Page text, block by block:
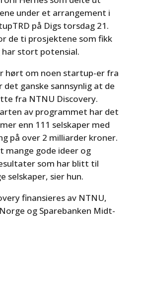
under et arrangement i
på Digs torsdag 21.
de ti prosjektene som fikk
stort potensial.
hørt om noen startup-er fra
det ganske sannsynlig at de
fra NTNU Discovery.
av programmet har det
enn 111 selskaper med
på over 2 milliarder kroner.
mange gode ideer og
som har blitt til
selskaper, sier hun.
finansieres av NTNU,
og Sparebanken Midt-